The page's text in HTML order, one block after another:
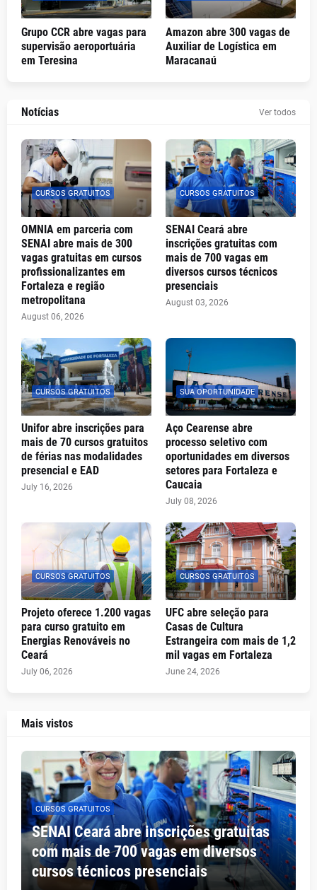
Grupo CCR abre vagas para
supervisão aeroportuária
em Teresina
Amazon abre 300 vagas de
Auxiliar de Logística em
Maracanaú
Notícias Ver todos
CURSOS GRATUITOS
OMNIA em parceria com
SENAI abre mais de 300
vagas gratuitas em cursos
profissionalizantes em
Fortaleza e região
metropolitana
August 06, 2026
CURSOS GRATUITOS
SENAI Ceará abre
inscrições gratuitas com
mais de 700 vagas em
diversos cursos técnicos
presenciais
August 03, 2026
CURSOS GRATUITOS
Unifor abre inscrições para
mais de 70 cursos gratuitos
de férias nas modalidades
presencial e EAD
July 16, 2026
SUA OPORTUNIDADE
Aço Cearense abre
processo seletivo com
oportunidades em diversos
setores para Fortaleza e
Caucaia
July 08, 2026
CURSOS GRATUITOS
Projeto oferece 1.200 vagas
para curso gratuito em
Energias Renováveis no
Ceará
July 06, 2026
CURSOS GRATUITOS
UFC abre seleção para
Casas de Cultura
Estrangeira com mais de 1,2
mil vagas em Fortaleza
June 24, 2026
Mais vistos
CURSOS GRATUITOS
SENAI Ceará abre inscrições gratuitas
com mais de 700 vagas em diversos
cursos técnicos presenciais